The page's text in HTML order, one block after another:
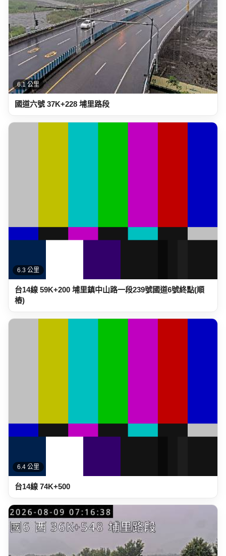
6.1 公里
國道六號 37K+228 埔里路段
6.3 公里
台14線 59K+200 埔里鎮中山路一段239號國道6號終點(順
樁)
6.4 公里
台14線 74K+500